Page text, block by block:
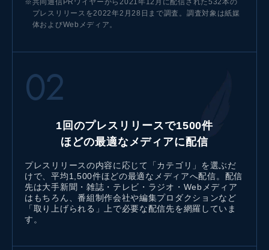
※共同通信PRワイヤーから2021年12月に配信された532本の
プレスリリースを2022年2月28日まで調査。調査対象は紙媒
体およびWebメディア。
02
1回のプレスリリースで1500件
ほどの最適なメディアに配信
プレスリリースの内容に応じて「カテゴリ」を選ぶだ
けで、平均1,500件ほどの最適なメディアへ配信。配信
先は大手新聞・雑誌・テレビ・ラジオ・Webメディア
はもちろん、番組制作会社や編集プロダクションなど
「取り上げられる」上で必要な配信先を網羅していま
す。